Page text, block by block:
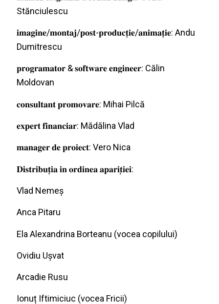
Stănciulescu
𝐢𝐦𝐚𝐠𝐢𝐧𝐞/𝐦𝐨𝐧𝐭𝐚𝐣/𝐩𝐨𝐬𝐭-𝐩𝐫𝐨𝐝𝐮𝐜𝐭̦𝐢𝐞/𝐚𝐧𝐢𝐦𝐚𝐭̦𝐢𝐞: Andu
Dumitrescu
𝐩𝐫𝐨𝐠𝐫𝐚𝐦𝐚𝐭𝐨𝐫 & 𝐬𝐨𝐟𝐭𝐰𝐚𝐫𝐞 𝐞𝐧𝐠𝐢𝐧𝐞𝐞𝐫: Călin
Moldovan
𝐜𝐨𝐧𝐬𝐮𝐥𝐭𝐚𝐧𝐭 𝐩𝐫𝐨𝐦𝐨𝐯𝐚𝐫𝐞: Mihai Pilcă
𝐞𝐱𝐩𝐞𝐫𝐭 𝐟𝐢𝐧𝐚𝐧𝐜𝐢𝐚𝐫: Mădălina Vlad
𝐦𝐚𝐧𝐚𝐠𝐞𝐫 𝐝𝐞 𝐩𝐫𝐨𝐢𝐞𝐜𝐭: Vero Nica
𝐃𝐢𝐬𝐭𝐫𝐢𝐛𝐮𝐭̦𝐢𝐚 𝐢𝐧 𝐨𝐫𝐝𝐢𝐧𝐞𝐚 𝐚𝐩𝐚𝐫𝐢𝐭̦𝐢𝐞𝐢:
Vlad Nemeș
Anca Pitaru
Ela Alexandrina Borteanu (vocea copilului)
Ovidiu Ușvat
Arcadie Rusu
Ionuț Iftimiciuc (vocea Fricii)